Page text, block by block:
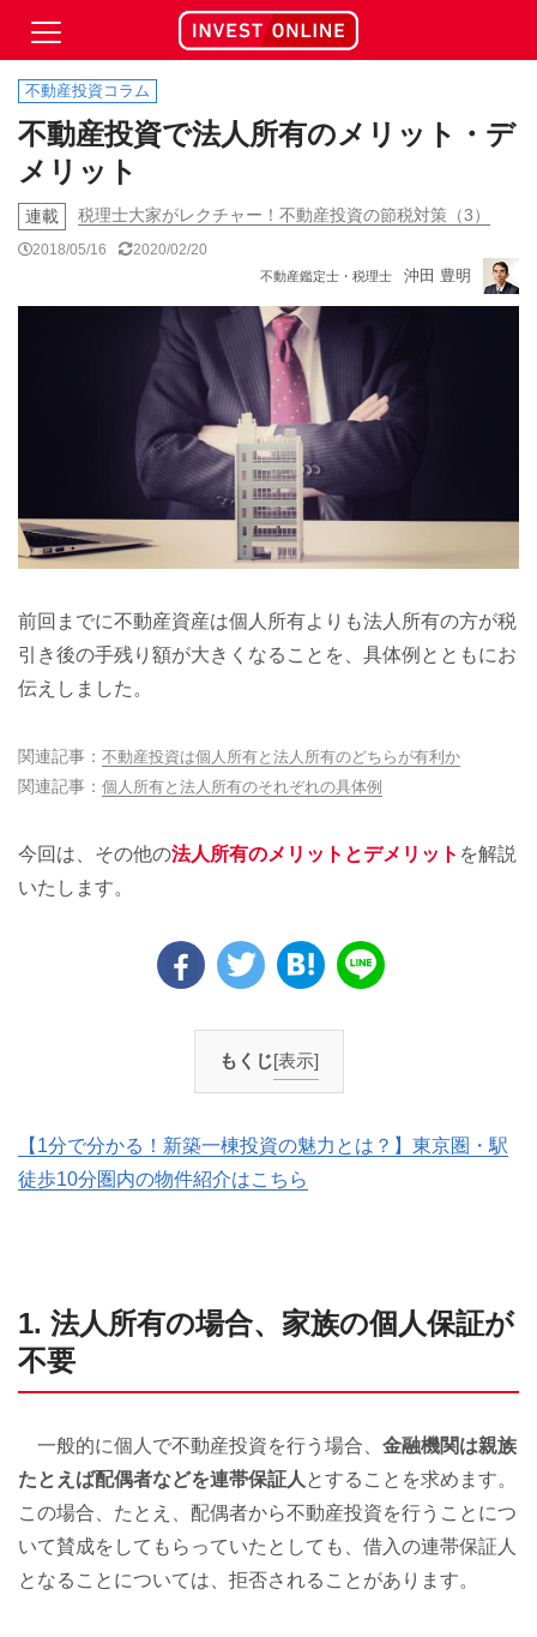
不動産投資コラム
不動産投資で法人所有のメリット・デ
メリット
連載 税理士大家がレクチャー！不動産投資の節税対策（3）
2018/05/16 2020/02/20
不動産鑑定士・税理士 沖田 豊明
前回までに不動産資産は個人所有よりも法人所有の方が税
引き後の手残り額が大きくなることを、具体例とともにお
伝えしました。
関連記事： 不動産投資は個人所有と法人所有のどちらが有利か
関連記事： 個人所有と法人所有のそれぞれの具体例
今回は、その他の法人所有のメリットとデメリット を解説
いたします。
もくじ[表示]
【1分で分かる！新築一棟投資の魅力とは？】東京圏・駅
徒歩10分圏内の物件紹介はこちら
1. 法人所有の場合、家族の個人保証が
不要
一般的に個人で不動産投資を行う場合、 金融機関は親族
たとえば配偶者などを連帯保証人 とすることを求めます。
この場合、たとえ、配偶者から不動産投資を行うことにつ
いて賛成をしてもらっていたとしても、借入の連帯保証人
となることについては、拒否されることがあります。